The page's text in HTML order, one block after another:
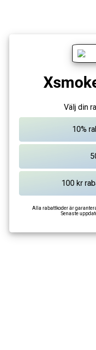
Välj din
Alla rabattkoder är
Senaste